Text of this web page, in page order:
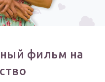
фильм на